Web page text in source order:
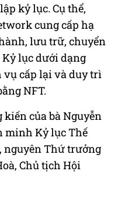
kỷ lục. Cụ thể,
cung cấp hạ
lưu trữ, chuyển
lục dưới dạng
vụ cấp lại và duy trì
NFT.
của bà Nguyễn
minh Kỷ lục Thế
nguyên Thứ trưởng
Chủ tịch Hội